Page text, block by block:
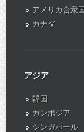
アメリカ合衆国
カナダ
アジア
韓国
カンボジア
シンガポール